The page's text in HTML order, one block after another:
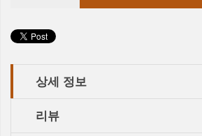
상세 정보
리뷰